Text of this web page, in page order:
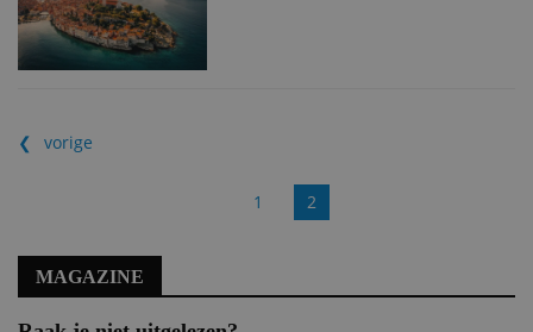
vorige
1 2
MAGAZINE